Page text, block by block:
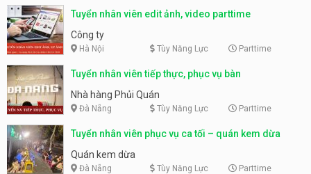
Tuyển nhân viên edit ảnh, video parttime
Công ty
Hà Nội Tùy Năng Lực Parttime
Tuyển nhân viên tiếp thực, phục vụ bàn
Nhà hàng Phủi Quán
Đà Nẵng Tùy Năng Lực Parttime
Tuyển nhân viên phục vụ ca tối – quán kem dừa
Quán kem dừa
Đà Nẵng Tùy Năng Lực Parttime